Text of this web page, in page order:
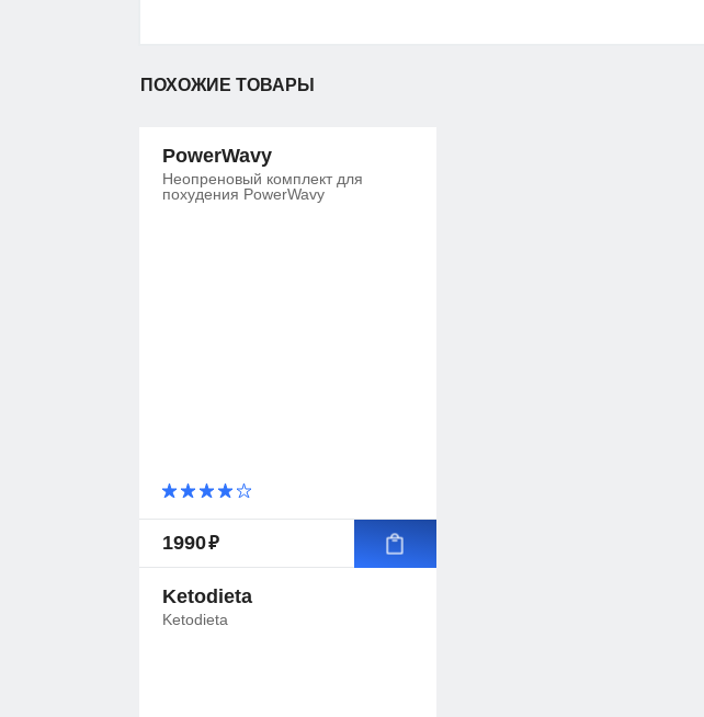
ПОХОЖИЕ ТОВАРЫ
PowerWavy
Неопреновый комплект для
похудения PowerWavy
1990руб.
Ketodieta
Ketodieta